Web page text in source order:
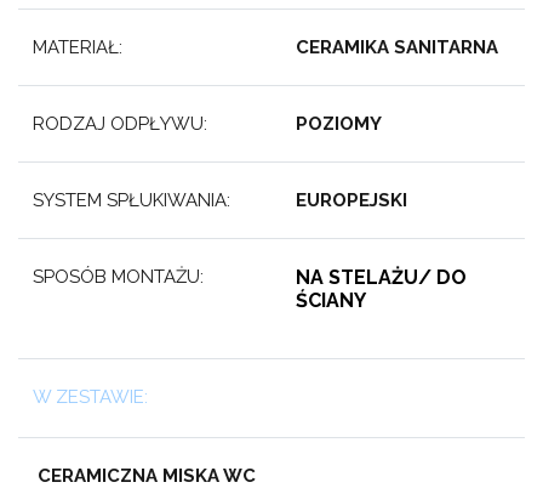
MATERIAŁ: CERAMIKA SANITARNA
RODZAJ ODPŁYWU: POZIOMY
SYSTEM SPŁUKIWANIA: EUROPEJSKI
SPOSÓB MONTAŻU:
NA STELAŻU/ DO
ŚCIANY
W ZESTAWIE:
CERAMICZNA MISKA WC